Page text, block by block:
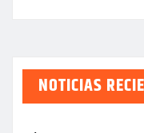
NOTICIAS